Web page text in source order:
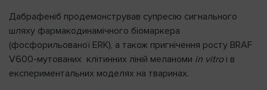
Дабрафеніб продемонстрував супресію сигнального
шляху фармакодинамічного біомаркера
(фосфорильованої ERK), а також пригнічення росту BRAF
V600-мутованих клітинних ліній меланоми in vitroі в
експериментальних моделях на тваринах.